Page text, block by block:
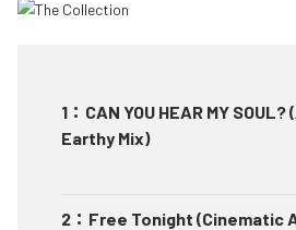
1 ： CAN YOU HEAR MY
Earthy Mix)
2 ： Free Tonight (Cinematic